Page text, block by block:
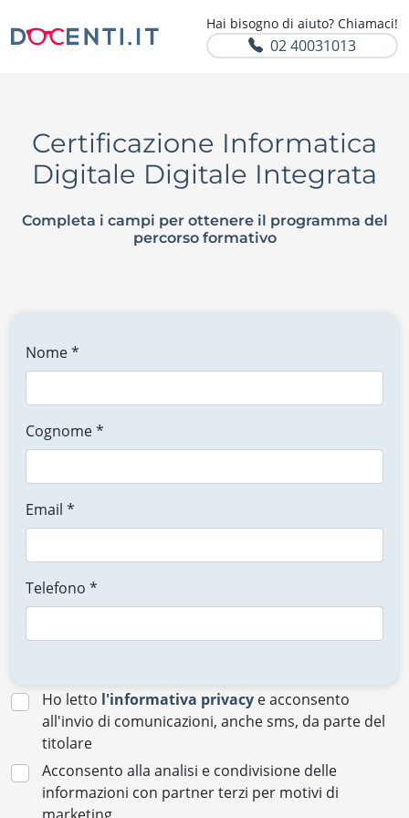
Hai bisogno di aiuto? Chiamaci!
02 40031013
Certificazione Informatica
Digitale Digitale Integrata
Completa i campi per ottenere il programma del
percorso formativo
Nome *
Cognome *
Email *
Telefono *
Ho letto l'informativa privacy e acconsento
all'invio di comunicazioni, anche sms, da parte del
titolare
Acconsento alla analisi e condivisione delle
informazioni con partner terzi per motivi di